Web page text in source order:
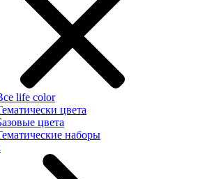
life color
цвета
цвета
наборы